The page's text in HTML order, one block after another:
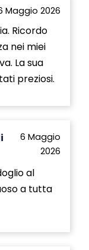
Maggio 2026
Ricordo
nei miei
La sua
preziosi.
6 Maggio
2026
al
a tutta